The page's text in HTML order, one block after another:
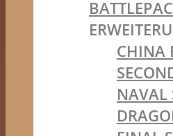
CHINA
NAVAL